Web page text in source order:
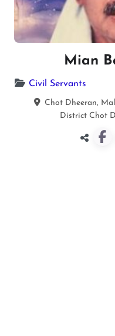
Mian
Civil Servants
Chot Dheeran,
District Chot